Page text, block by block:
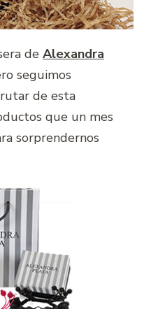
de Alexandra
seguimos
de esta
que un mes
sorprendernos